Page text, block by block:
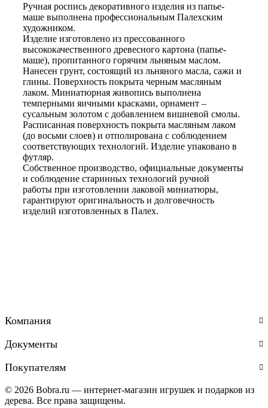
Ручная роспись декоративного изделия из папье-
маше выполнена профессиональным Палехским
художником.
Изделие изготовлено из прессованного
высококачественного древесного картона (папье-
маше), пропитанного горячим льняным маслом.
Нанесен грунт, состоящий из льняного масла, сажи и
глины. Поверхность покрыта черным масляным
лаком. Миниатюрная живопись выполнена
темперными яичными красками, орнамент –
сусальным золотом с добавлением вишневой смолы.
Расписанная поверхность покрыта масляным лаком
(до восьми слоев) и отполирована с соблюдением
соответствующих технологий. Изделие упаковано в
футляр.
Собственное производство, официальные документы
и соблюдение старинных технологий ручной
работы при изготовлении лаковой миниатюры,
гарантируют оригинальность и долговечность
изделий изготовленных в Палех.
Компания
Документы
Покупателям
© 2026 Bobra.ru — интернет-магазин игрушек и подарков из
дерева. Все права защищены.